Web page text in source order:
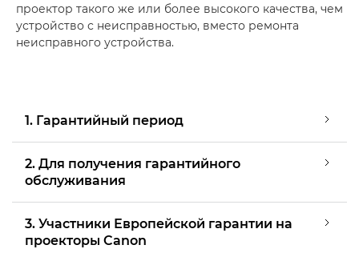
проектор такого же или более высокого качества, чем
устройство с неисправностью, вместо ремонта
неисправного устройства.
1. Гарантийный период
2. Для получения гарантийного
обслуживания
3. Участники Европейской гарантии на
проекторы Canon